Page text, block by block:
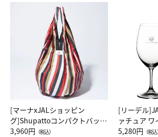
[マーナxJALショッピン
グ]Shupattoコンパクトバッグ
Drop JAL客室乗務員（LC）ス
3,960円 （税込）
[リーデル
ァチュア
ト（レッド
5,280円 （税込）